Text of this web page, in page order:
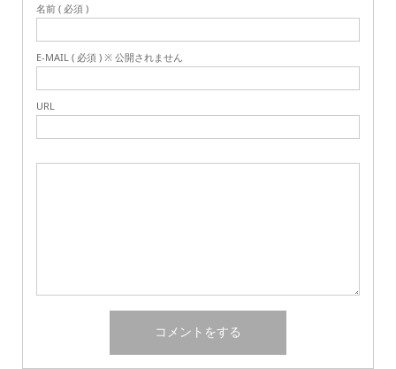
名前 ( 必須 )
E-MAIL ( 必須 ) ※ 公開されません
URL